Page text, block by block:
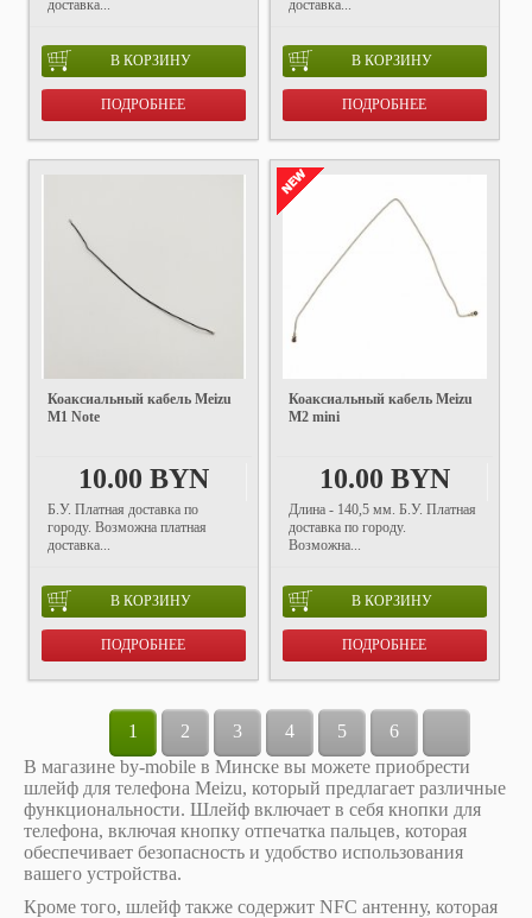
доставка...
В КОРЗИНУ
ПОДРОБНЕЕ
доставка...
В КОРЗИНУ
ПОДРОБНЕЕ
Коаксиальный кабель Meizu
M1 Note
10.00 BYN
Б.У. Платная доставка по
городу. Возможна платная
доставка...
В КОРЗИНУ
ПОДРОБНЕЕ
Коаксиальный кабель Meizu
M2 mini
10.00 BYN
Длина - 140,5 мм. Б.У. Платная
доставка по городу.
Возможна...
В КОРЗИНУ
ПОДРОБНЕЕ
1 2 3 4 5
6
В магазине by-mobile в Минске вы можете приобрести
шлейф для телефона Meizu, который предлагает различные
функциональности. Шлейф включает в себя кнопки для
телефона, включая кнопку отпечатка пальцев, которая
обеспечивает безопасность и удобство использования
вашего устройства.
Кроме того, шлейф также содержит NFC антенну, которая